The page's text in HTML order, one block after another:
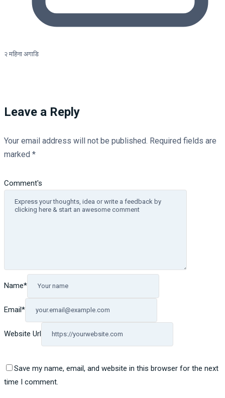
२ महिना अगाडि
Leave a Reply
Your email address will not be published. Required fields are
marked *
Comment's
Name*
Email*
Website Url
Save my name, email, and website in this browser for the next
time I comment.